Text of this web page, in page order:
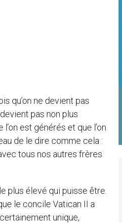
qu’on ne devient pas
pas non plus
est générés et que l’on
de le dire comme cela :
tous nos autres frères
plus élevé qui puisse être.
le concile Vatican II a
unique,